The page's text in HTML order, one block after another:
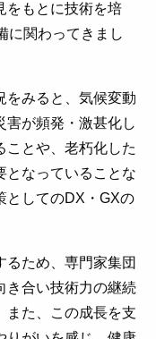
をもとに技術を培
に関わってきまし
をみると、気候変動
害が頻発・激甚化し
ことや、老朽化した
となっていることな
としてのDX・GXの
るため、専門家集団
き合い技術力の継続
また、この成長を支